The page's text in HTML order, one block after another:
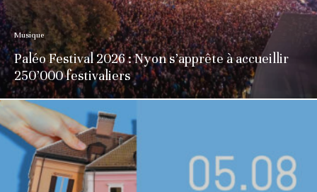
Musique
Paléo Festival 2026 : Nyon s’apprête à accueillir
250’000 festivaliers